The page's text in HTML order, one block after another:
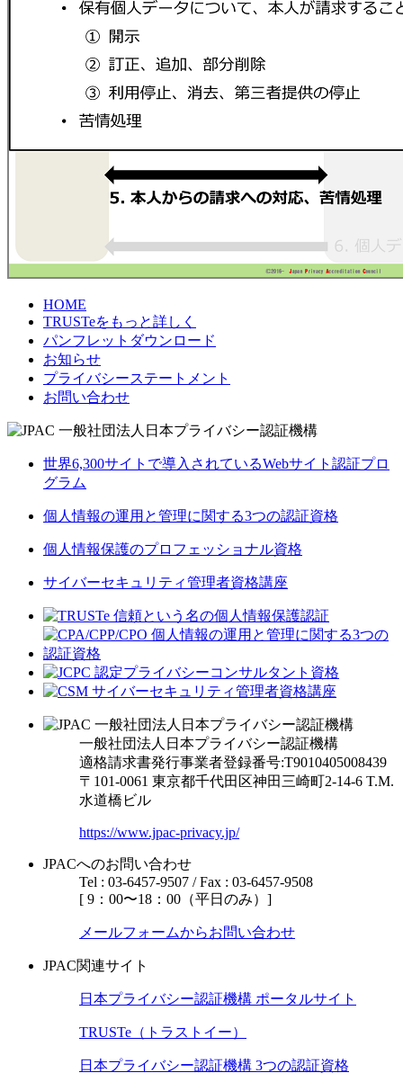
HOME
TRUSTeをもっと詳しく
パンフレットダウンロード
お知らせ
プライバシーステートメント
お問い合わせ
世界6,300サイトで導入されているWebサイト認証プロ
グラム
個人情報の運用と管理に関する3つの認証資格
個人情報保護のプロフェッショナル資格
サイバーセキュリティ管理者資格講座
一般社団法人日本プライバシー認証機構
適格請求書発行事業者登録番号:T9010405008439
〒101-0061 東京都千代田区神田三崎町2-14-6 T.M.
水道橋ビル
https://www.jpac-privacy.jp/
JPACへのお問い合わせ
Tel : 03-6457-9507 / Fax : 03-6457-9508
[ 9：00〜18：00（平日のみ）]
メールフォームからお問い合わせ
JPAC関連サイト
日本プライバシー認証機構 ポータルサイト
TRUSTe（トラストイー）
日本プライバシー認証機構 3つの認証資格